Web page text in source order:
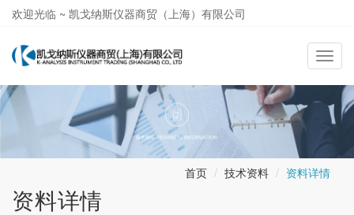
欢迎光临 ~ 凯戈纳斯仪器商贸（上海）有限公司
导
航
切
换
首页 技术资料 资料详情
资料详情